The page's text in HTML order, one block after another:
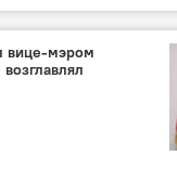
массовое мероприятие
вице-мэром